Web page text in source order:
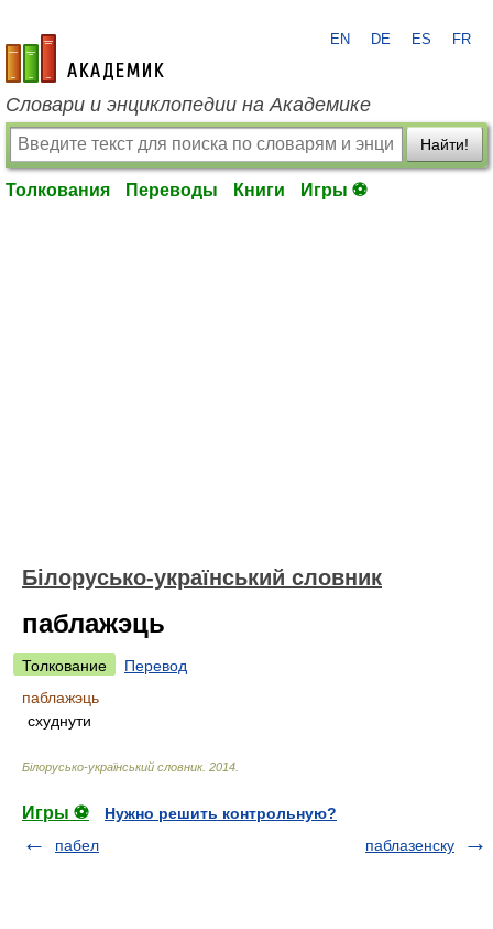
academic.ru
EN DE ES FR
Словари и энциклопедии на Академике
Найти!
Толкования Переводы Книги Игры ⚽
Білорусько-український словник
паблажэць
Толкование
Перевод
паблажэць
схуднути
Білорусько-український словник. 2014
Игры ⚽
Нужно решить контрольную?
пабел
паблазенску